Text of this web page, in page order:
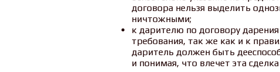
договора нельзя выделить
ничтожными;
к дарителю по договору
требования, так же как и к
даритель должен быть
и понимая, что влечет эта